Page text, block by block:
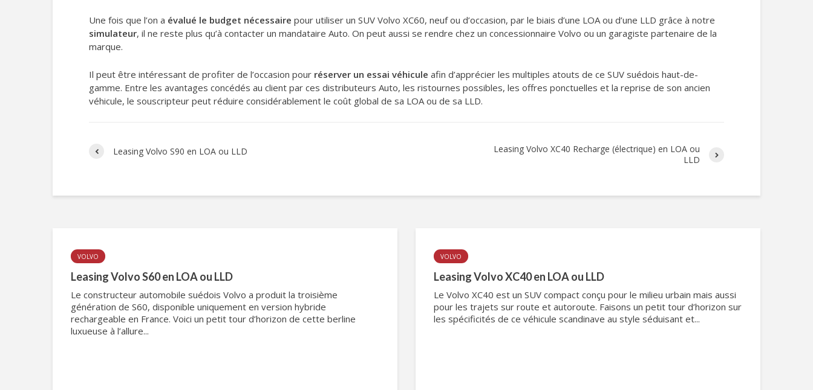
Une fois que l’on a évalué le budget nécessaire pour utiliser un SUV Volvo XC60, neuf ou d’occasion, par le biais d’une LOA ou d’une LLD grâce à notre
simulateur, il ne reste plus qu’à contacter un mandataire Auto. On peut aussi se rendre chez un concessionnaire Volvo ou un garagiste partenaire de la
marque.
Il peut être intéressant de profiter de l’occasion pour réserver un essai véhicule afin d’apprécier les multiples atouts de ce SUV suédois haut-de-
gamme. Entre les avantages concédés au client par ces distributeurs Auto, les ristournes possibles, les offres ponctuelles et la reprise de son ancien
véhicule, le souscripteur peut réduire considérablement le coût global de sa LOA ou de sa LLD.
Leasing Volvo S90 en LOA ou LLD
Leasing Volvo XC40 Recharge (électrique) en LOA ou
LLD
VOLVO
Leasing Volvo S60 en LOA ou LLD
Le constructeur automobile suédois Volvo a produit la troisième
génération de S60, disponible uniquement en version hybride
rechargeable en France. Voici un petit tour d’horizon de cette berline
luxueuse à l’allure...
VOLVO
Leasing Volvo XC40 en LOA ou LLD
Le Volvo XC40 est un SUV compact conçu pour le milieu urbain mais aussi
pour les trajets sur route et autoroute. Faisons un petit tour d’horizon sur
les spécificités de ce véhicule scandinave au style séduisant et...